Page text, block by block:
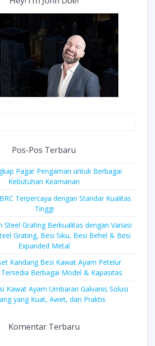
Pos-Pos Terbaru
Pagar Pengaman untuk Berbagai
Kebutuhan Keamanan
Terpercaya dengan Standar Kualitas
Tinggi
Steel Grating Berkualitas dengan Variasi
Grating, Besi Siku, Besi Behel & Besi
Expanded Metal
Kandang Besi Kawat Ayam Petelur
Berbagai Model & Kapasitas
Kawat Ayam Umbaran Galvanis Solusi
yang Kuat, Awet, dan Praktis
Komentar Terbaru